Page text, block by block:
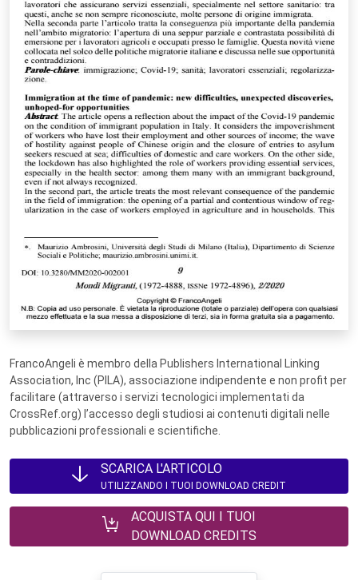
FrancoAngeli è membro della Publishers International Linking
Association, Inc (PILA), associazione indipendente e non profit per
facilitare (attraverso i servizi tecnologici implementati da
CrossRef.org) l’accesso degli studiosi ai contenuti digitali nelle
pubblicazioni professionali e scientifiche.
SCARICA L'ARTICOLO
UTILIZZANDO I TUOI DOWNLOAD CREDIT
ACQUISTA QUI I TUOI
DOWNLOAD CREDITS